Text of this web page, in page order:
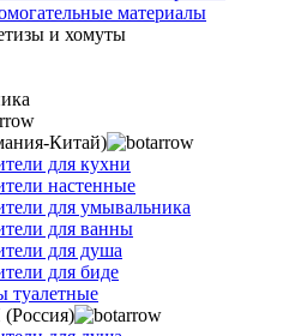
материалы
и хомуты
Китай)
для кухни
настенные
для умывальника
для ванны
для душа
для биде
туалетные